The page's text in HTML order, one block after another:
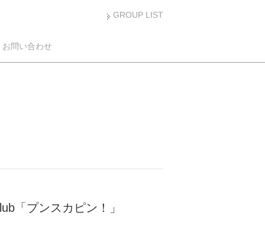
GROUP LIST
お問い合わせ
「プンスカピン！」